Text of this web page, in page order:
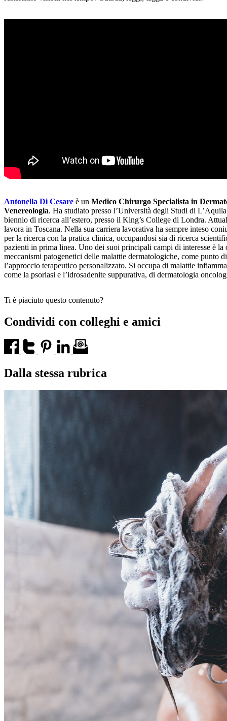
Antonella Di Cesare è un Medico Chirurgo Specialista in
Venereologia. Ha studiato presso l’Università degli Studi di
biennio di ricerca all’estero, presso il King’s College di Londra.
lavora in Toscana. Nella sua carriera lavorativa ha sempre inteso
per la ricerca con la pratica clinica, occupandosi sia di ricerca
pazienti in prima linea. Uno dei suoi principali campi di interesse è la
meccanismi patogenetici delle malattie dermatologiche, come punto
l’approccio terapeutico personalizzato. Si occupa di malattie
come la psoriasi e l’idrosadenite suppurativa, di dermatologia
Ti è piaciuto questo contenuto?
Condividi con colleghi e amici
Dalla stessa rubrica